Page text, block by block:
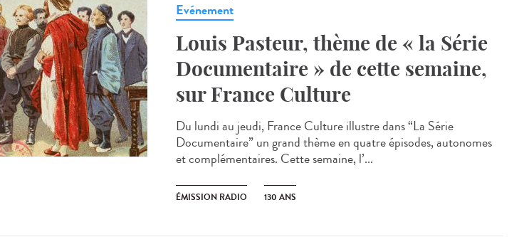
Evénement
Louis Pasteur, thème de « la Série
Documentaire » de cette semaine,
sur France Culture
Du lundi au jeudi, France Culture illustre dans “La Série
Documentaire” un grand thème en quatre épisodes, autonomes
et complémentaires. Cette semaine, l’...
ÉMISSION RADIO 130 ANS